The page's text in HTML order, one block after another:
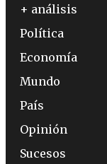
+ análisis
Política
Economía
Mundo
País
Opinión
Sucesos